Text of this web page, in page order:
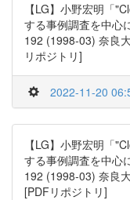
【LG】小野宏明「
する事例調査を中心
192 (1998-03) 奈良
リポジトリ]
2022-11-20
【LG】小野宏明「
する事例調査を中心
192 (1998-03) 奈良
[PDFリポジトリ]